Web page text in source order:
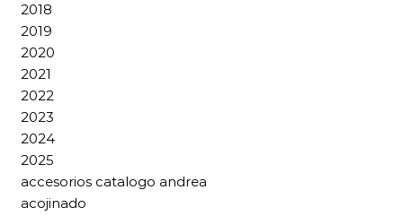
2018
2019
2020
2021
2022
2023
2024
2025
accesorios catalogo andrea
acojinado